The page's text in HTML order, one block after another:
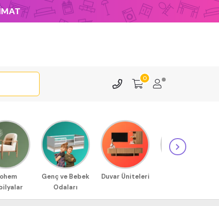
0
Genç ve Bebek
Odaları
Duvar Üniteleri